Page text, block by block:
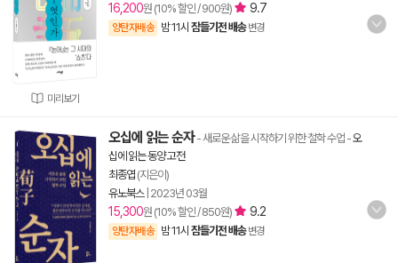
미리보기
16,200원 (10% 할인 / 900원) 9.7
양탄자배송 밤 11시 잠들기전 배송 변경
오십에 읽는 순자- 새로운 삶을 시작하기 위한 철학 수업 -오
십에 읽는 동양 고전
최종엽 (지은이)
유노북스| 2023년 03월
15,300원 (10% 할인 / 850원) 9.2
양탄자배송 밤 11시 잠들기전 배송 변경